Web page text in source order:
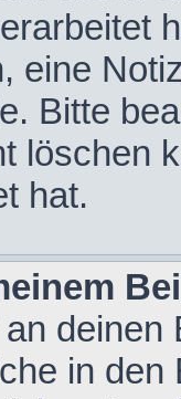
eine
Bitte
löschen
hat.
in den